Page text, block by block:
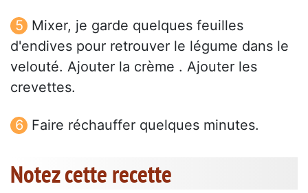
Mixer, je garde quelques feuilles
d'endives pour retrouver le légume dans le
velouté. Ajouter la crème . Ajouter les
crevettes.
Faire réchauffer quelques minutes.
Notez cette recette